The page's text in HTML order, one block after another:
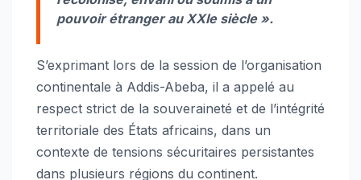
pouvoir étranger au XXIe siècle ».
S’exprimant lors de la session de l’organisation
continentale à Addis-Abeba, il a appelé au
respect strict de la souveraineté et de l’intégrité
territoriale des États africains, dans un
contexte de tensions sécuritaires persistantes
dans plusieurs régions du continent.